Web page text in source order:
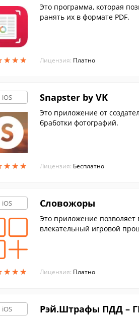
★★★
★★★
Это программа, которая
ранять их в формате PDF.
Лицензия: Платно
iOS
★★★
★★★
Snapster by VK
Это приложение от
бработки фотографий.
Лицензия: Бесплатно
iOS
★★★
★★★
Словожоры
Это приложение позволяет
влекательный игровой
Лицензия: Платно
iOS Рэй.Штрафы ПДД –